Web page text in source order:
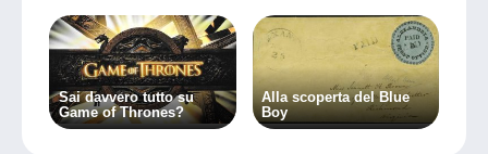
Sai davvero tutto su
Game of Thrones?
Alla scoperta del Blue
Boy